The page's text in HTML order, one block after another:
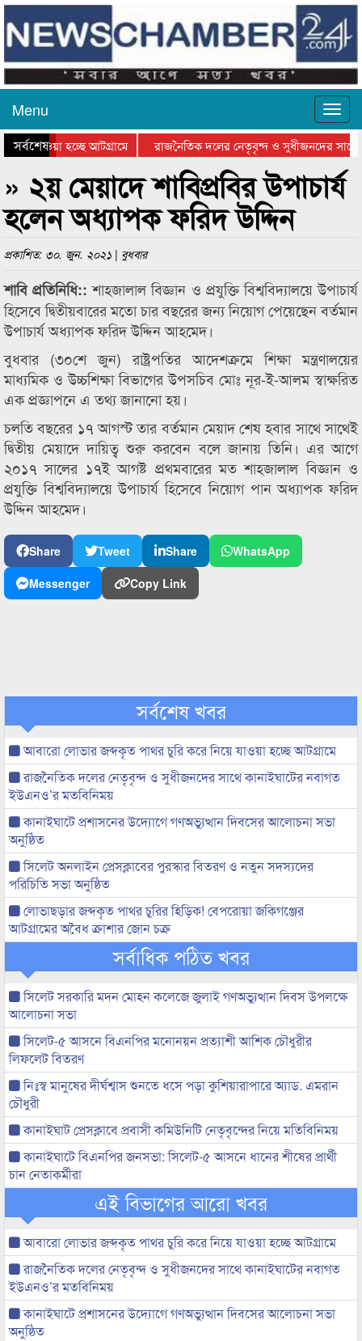
Menu
সর্বশেষ
যাওয়া হচ্ছে আটগ্রামে
রাজনৈতিক দলের নেতৃবৃন্দ ও সুধীজনদের সাথে
সিলেটে বাংলাদেশ গ্রুপ থিয়েটার
» ২য় মেয়াদে শাবিপ্রবির উপাচার্য
হলেন অধ্যাপক ফরিদ উদ্দিন
প্রকাশিত: ৩০. জুন. ২০২১ | বুধবার
শাবি প্রতিনিধি:: শাহজালাল বিজ্ঞান ও প্রযুক্তি বিশ্ববিদ্যালয়ে উপাচার্য
হিসেবে দ্বিতীয়বারের মতো চার বছরের জন্য নিয়োগ পেয়েছেন বর্তমান
উপাচার্য অধ্যাপক ফরিদ উদ্দিন আহমেদ।
বুধবার (৩০শে জুন) রাষ্ট্রপতির আদেশক্রমে শিক্ষা মন্ত্রণালয়ের
মাধ্যমিক ও উচ্চশিক্ষা বিভাগের উপসচিব মোঃ নূর-ই-আলম স্বাক্ষরিত
এক প্রজ্ঞাপনে এ তথ্য জানানো হয়।
চলতি বছরের ১৭ আগস্ট তার বর্তমান মেয়াদ শেষ হবার সাথে সাথেই
দ্বিতীয় মেয়াদে দায়িত্ব শুরু করবেন বলে জানায় তিনি। এর আগে
২০১৭ সালের ১৭ই আগষ্ট প্রথমবারের মত শাহজালাল বিজ্ঞান ও
প্রযুক্তি বিশ্ববিদ্যালয়ে উপাচার্য হিসেবে নিয়োগ পান অধ্যাপক ফরিদ
উদ্দিন আহমেদ।
Share Tweet Share
WhatsApp
Messenger
Copy Link
সর্বশেষ খবর
আবারো লোভার জব্দকৃত পাথর চুরি করে নিয়ে যাওয়া হচ্ছে আটগ্রামে
রাজনৈতিক দলের নেতৃবৃন্দ ও সুধীজনদের সাথে কানাইঘাটের নবাগত
ইউএনও’র মতবিনিময়
কানাইঘাটে প্রশাসনের উদ্যোগে গণঅভ্যুত্থান দিবসের আলোচনা সভা
অনুষ্ঠিত
সিলেট অনলাইন প্রেসক্লাবের পুরস্কার বিতরণ ও নতুন সদস্যদের
পরিচিতি সভা অনুষ্ঠিত
লোভাছড়ার জব্দকৃত পাথর চুরির হিড়িক! বেপরোয়া জকিগঞ্জের
আটগ্রামের অবৈধ ক্রাশার জোন চক্র
সর্বাধিক পঠিত খবর
সিলেট সরকারি মদন মোহন কলেজে জুলাই গণঅভ্যুত্থান দিবস উপলক্ষে
আলোচনা সভা
সিলেট-৫ আসনে বিএনপির মনোনয়ন প্রত্যাশী আশিক চৌধুরীর
লিফলেট বিতরণ
নিঃস্ব মানুষের দীর্ঘশ্বাস শুনতে ধসে পড়া কুশিয়ারাপারে অ্যাড. এমরান
চৌধুরী
কানাইঘাট প্রেসক্লাবে প্রবাসী কমিউনিটি নেতৃবৃন্দের নিয়ে মতিবিনিময়
কানাইঘাটে বিএনপির জনসভা: সিলেট-৫ আসনে ধানের শীষের প্রার্থী
চান নেতাকর্মীরা
এই বিভাগের আরো খবর
আবারো লোভার জব্দকৃত পাথর চুরি করে নিয়ে যাওয়া হচ্ছে আটগ্রামে
রাজনৈতিক দলের নেতৃবৃন্দ ও সুধীজনদের সাথে কানাইঘাটের নবাগত
ইউএনও’র মতবিনিময়
কানাইঘাটে প্রশাসনের উদ্যোগে গণঅভ্যুত্থান দিবসের আলোচনা সভা
অনুষ্ঠিত